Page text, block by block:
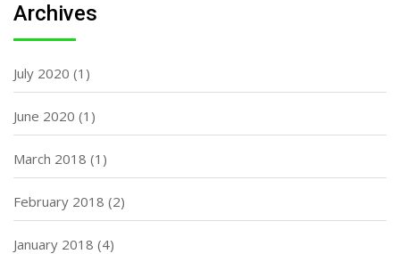
Archives
July 2020 (1)
June 2020 (1)
March 2018 (1)
February 2018 (2)
January 2018 (4)